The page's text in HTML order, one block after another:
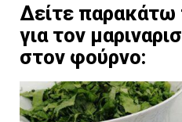
Δείτε παρακάτω
για τον
στον φούρνο: